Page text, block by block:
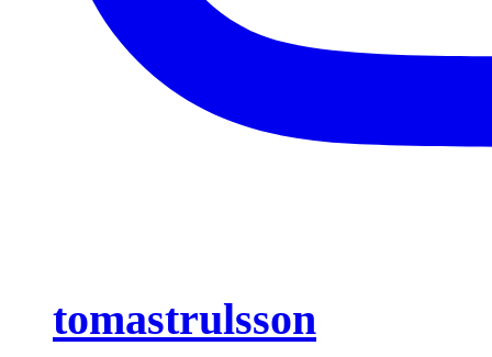
tomastrulsson